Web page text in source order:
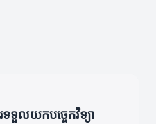
ទទួលយកបច្ចេកវិទ្យា